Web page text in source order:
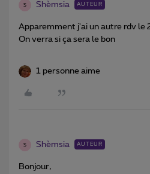
S Shèmsia AUTEUR
Apparemment j'ai un autre rdv le
On verra si ça sera le bon
1 personne aime
S Shèmsia AUTEUR
Bonjour,